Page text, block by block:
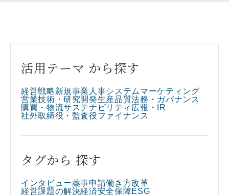
活用テーマ から探す
経営戦略新規事業 人事システム マーケティング
営業技術・研究開発生産品質法務・ガバナンス
購買・物流サステナビリティ 広報・IR
社外取締役・監査役ファイナンス
タグから 探す
インタビュー薬事申請働き方改革
経営課題の解決経済安全保障ESG